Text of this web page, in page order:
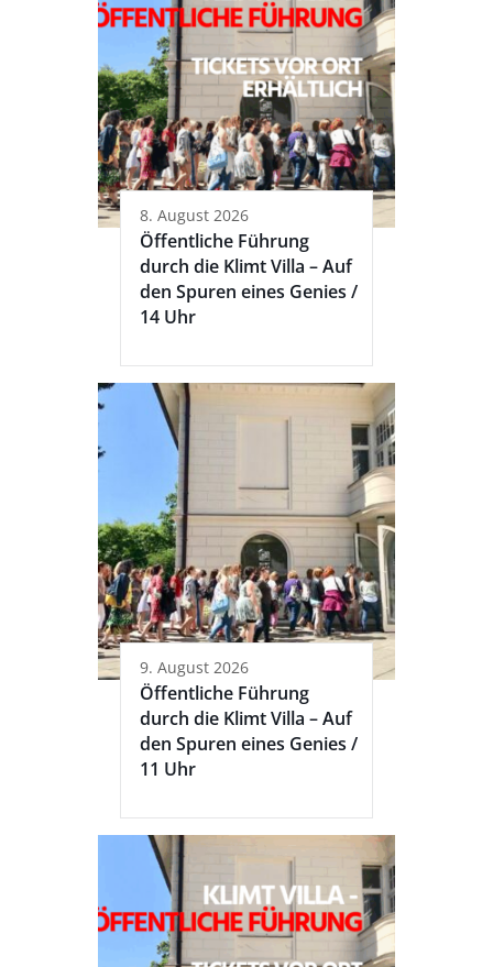
8. August 2026
Öffentliche Führung
durch die Klimt Villa – Auf
den Spuren eines Genies /
14 Uhr
9. August 2026
Öffentliche Führung
durch die Klimt Villa – Auf
den Spuren eines Genies /
11 Uhr